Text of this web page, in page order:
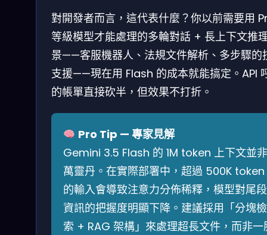
對開發者而言，這代表什麼？你以前需要用
等級模型才能處理的多輪對話 + 長上下文推
景——客服機器人、法規文件解析、多步驟的
支援——現在用 Flash 的成本就能搞定。API
的帳單直接砍半，但效果不打折。
Pro Tip — 專家見解
Gemini 3.5 Flash 的 1M token 上下文並非
萬靈丹。在實際部署中，超過 500K token
的輸入會導致注意力分佈稀釋，模型對尾段
資訊的把握度明顯下降。建議採用「分塊檢
索 + RAG 架構」來處理超長文件，而非一